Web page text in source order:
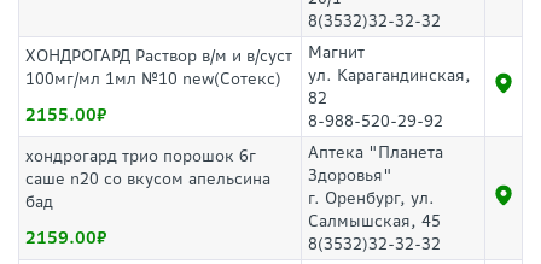
8(3532)32-32-32
ХОНДРОГАРД Раствор в/м и в/суст
100мг/мл 1мл №10 new(Сотекс)
2155.00
Магнит
ул. Карагандинская,
82
8-988-520-29-92
хондрогард трио порошок 6г
саше n20 со вкусом апельсина
бад
2159.00
Аптека "Планета
Здоровья"
г. Оренбург, ул.
Салмышская, 45
8(3532)32-32-32